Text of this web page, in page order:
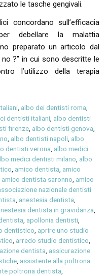
le tasche gengivali.
concordano sull’efficacia
debellare la malattia
preparato un articolo dal
?” in cui sono descritte le
l’utilizzo della terapia
albo dei dentisti roma
dentisti italiani, albo dentisti
firenze, albo dentisti genova,
, albo dentisti napoli, albo
dentisti verona, albo medici
medici dentisti milano, albo
, amico dentista, amico
amico dentista saronno, amico
nazionale dentisti
, anestesia dentista,
dentista in gravidanza,
, apollonia dentisti,
dentistico, aprire uno studio
, arredo studio dentistico,
dentista, assicurazione
, assistente alla poltrona
poltrona dentista,